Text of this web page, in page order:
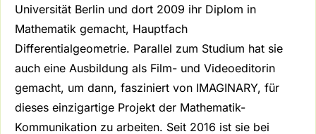
Universität Berlin und dort 2009 ihr Diplom in
Mathematik gemacht, Hauptfach
Differentialgeometrie. Parallel zum Studium hat sie
auch eine Ausbildung als Film- und Videoeditorin
gemacht, um dann, fasziniert von IMAGINARY, für
dieses einzigartige Projekt der Mathematik-
Kommunikation zu arbeiten. Seit 2016 ist sie bei